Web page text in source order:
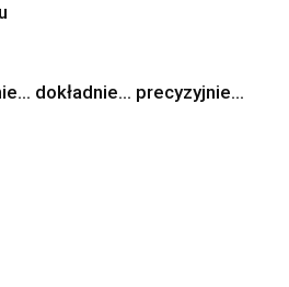
dokładnie… precyzyjnie…